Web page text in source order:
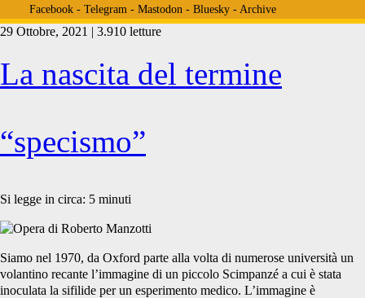
Facebook- Telegram- Mastodon- Bluesky- Archive
Tag:
<span>peter
singer</span>
29 Ottobre, 2021 | 3.910 letture
La nascita del termine
“specismo”
Si legge in circa: 5 minuti
Siamo nel 1970, da Oxford parte alla volta di numerose università un
volantino recante l’immagine di un piccolo Scimpanzé a cui è stata
inoculata la sifilide per un esperimento medico. L’immagine è